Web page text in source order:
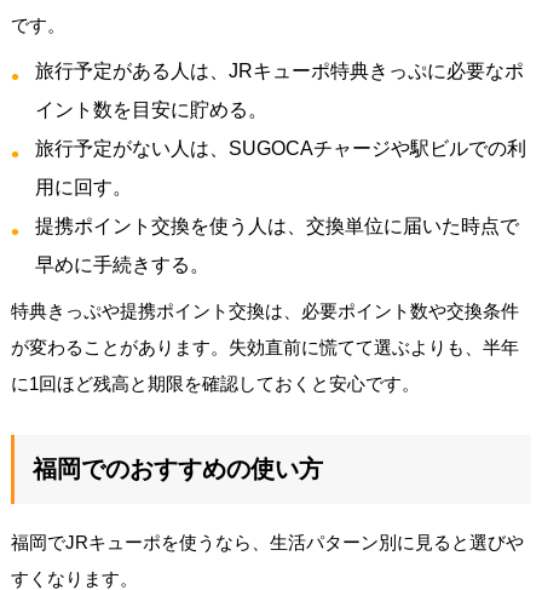
です。
旅行予定がある人は、JRキューポ特典きっぷに必要なポ
イント数を目安に貯める。
旅行予定がない人は、SUGOCAチャージや駅ビルでの利
用に回す。
提携ポイント交換を使う人は、交換単位に届いた時点で
早めに手続きする。
特典きっぷや提携ポイント交換は、必要ポイント数や交換条件
が変わることがあります。失効直前に慌てて選ぶよりも、半年
に1回ほど残高と期限を確認しておくと安心です。
福岡でのおすすめの使い方
福岡でJRキューポを使うなら、生活パターン別に見ると選びや
すくなります。